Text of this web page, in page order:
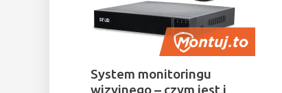
System monitoringu
wizyjnego – czym jest i